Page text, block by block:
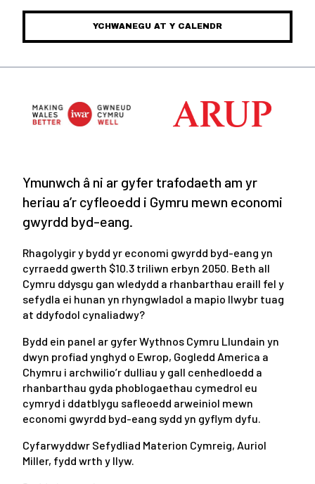
YCHWANEGU AT Y CALENDR
Ymunwch â ni ar gyfer trafodaeth am yr
heriau a’r cyfleoedd i Gymru mewn economi
gwyrdd byd-eang.
Rhagolygir y bydd yr economi gwyrdd byd-eang yn
cyrraedd gwerth $10.3 triliwn erbyn 2050. Beth all
Cymru ddysgu gan wledydd a rhanbarthau eraill fel y
sefydla ei hunan yn rhyngwladol a mapio llwybr tuag
at ddyfodol cynaliadwy?
Bydd ein panel ar gyfer Wythnos Cymru Llundain yn
dwyn profiad ynghyd o Ewrop, Gogledd America a
Chymru i archwilio’r dulliau y gall cenhedloedd a
rhanbarthau gyda phoblogaethau cymedrol eu
cymryd i ddatblygu safleoedd arweiniol mewn
economi gwyrdd byd-eang sydd yn gyflym dyfu.
Cyfarwyddwr Sefydliad Materion Cymreig, Auriol
Miller, fydd wrth y llyw.